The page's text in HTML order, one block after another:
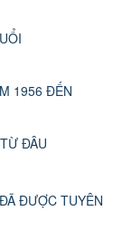
1956 ĐẾN
ĐÂU
ĐƯỢC TUYÊN